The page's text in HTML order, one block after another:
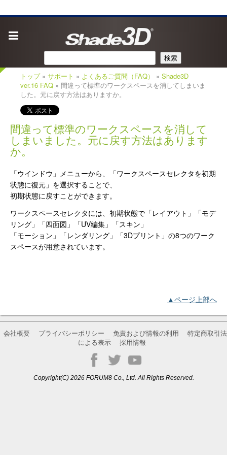
検索
トップ» サポート » よくあるご質問（FAQ） » Shade3D
ver.16 FAQ » 間違って標準のワークスペースを消してしまいま
した。元に戻す方法はありますか。
間違って標準のワークスペースを消して
しまいました。元に戻す方法はあります
か。
「ウインドウ」メニューから、「ワークスペースセレクタを初期
状態に復元」を選択することで、
初期状態に戻すことができます。
ワークスペースセレクタには、初期状態で「レイアウト」「モデ
リング」「四面図」「UV編集」「スキン」
「モーション」「レンダリング」「3Dプリント」の8つのワーク
スペースが用意されています。
▲ページ上部へ
会社概要 プライバシーポリシー 免責および情報の利用
特定商取引法
による表示
採用情報
Copyright(C) 2026 FORUM8 Co., Ltd. All Rights Reserved.